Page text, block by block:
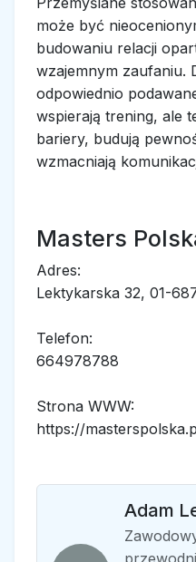
może być
budowaniu relacji
wzajemnym zaufaniu.
odpowiednio
wspierają trening, ale
bariery, budują
wzmacniają
Masters
Adres:
Lektykarska 32, 01-
Telefon:
664978788
Strona WWW:
https://
Adam